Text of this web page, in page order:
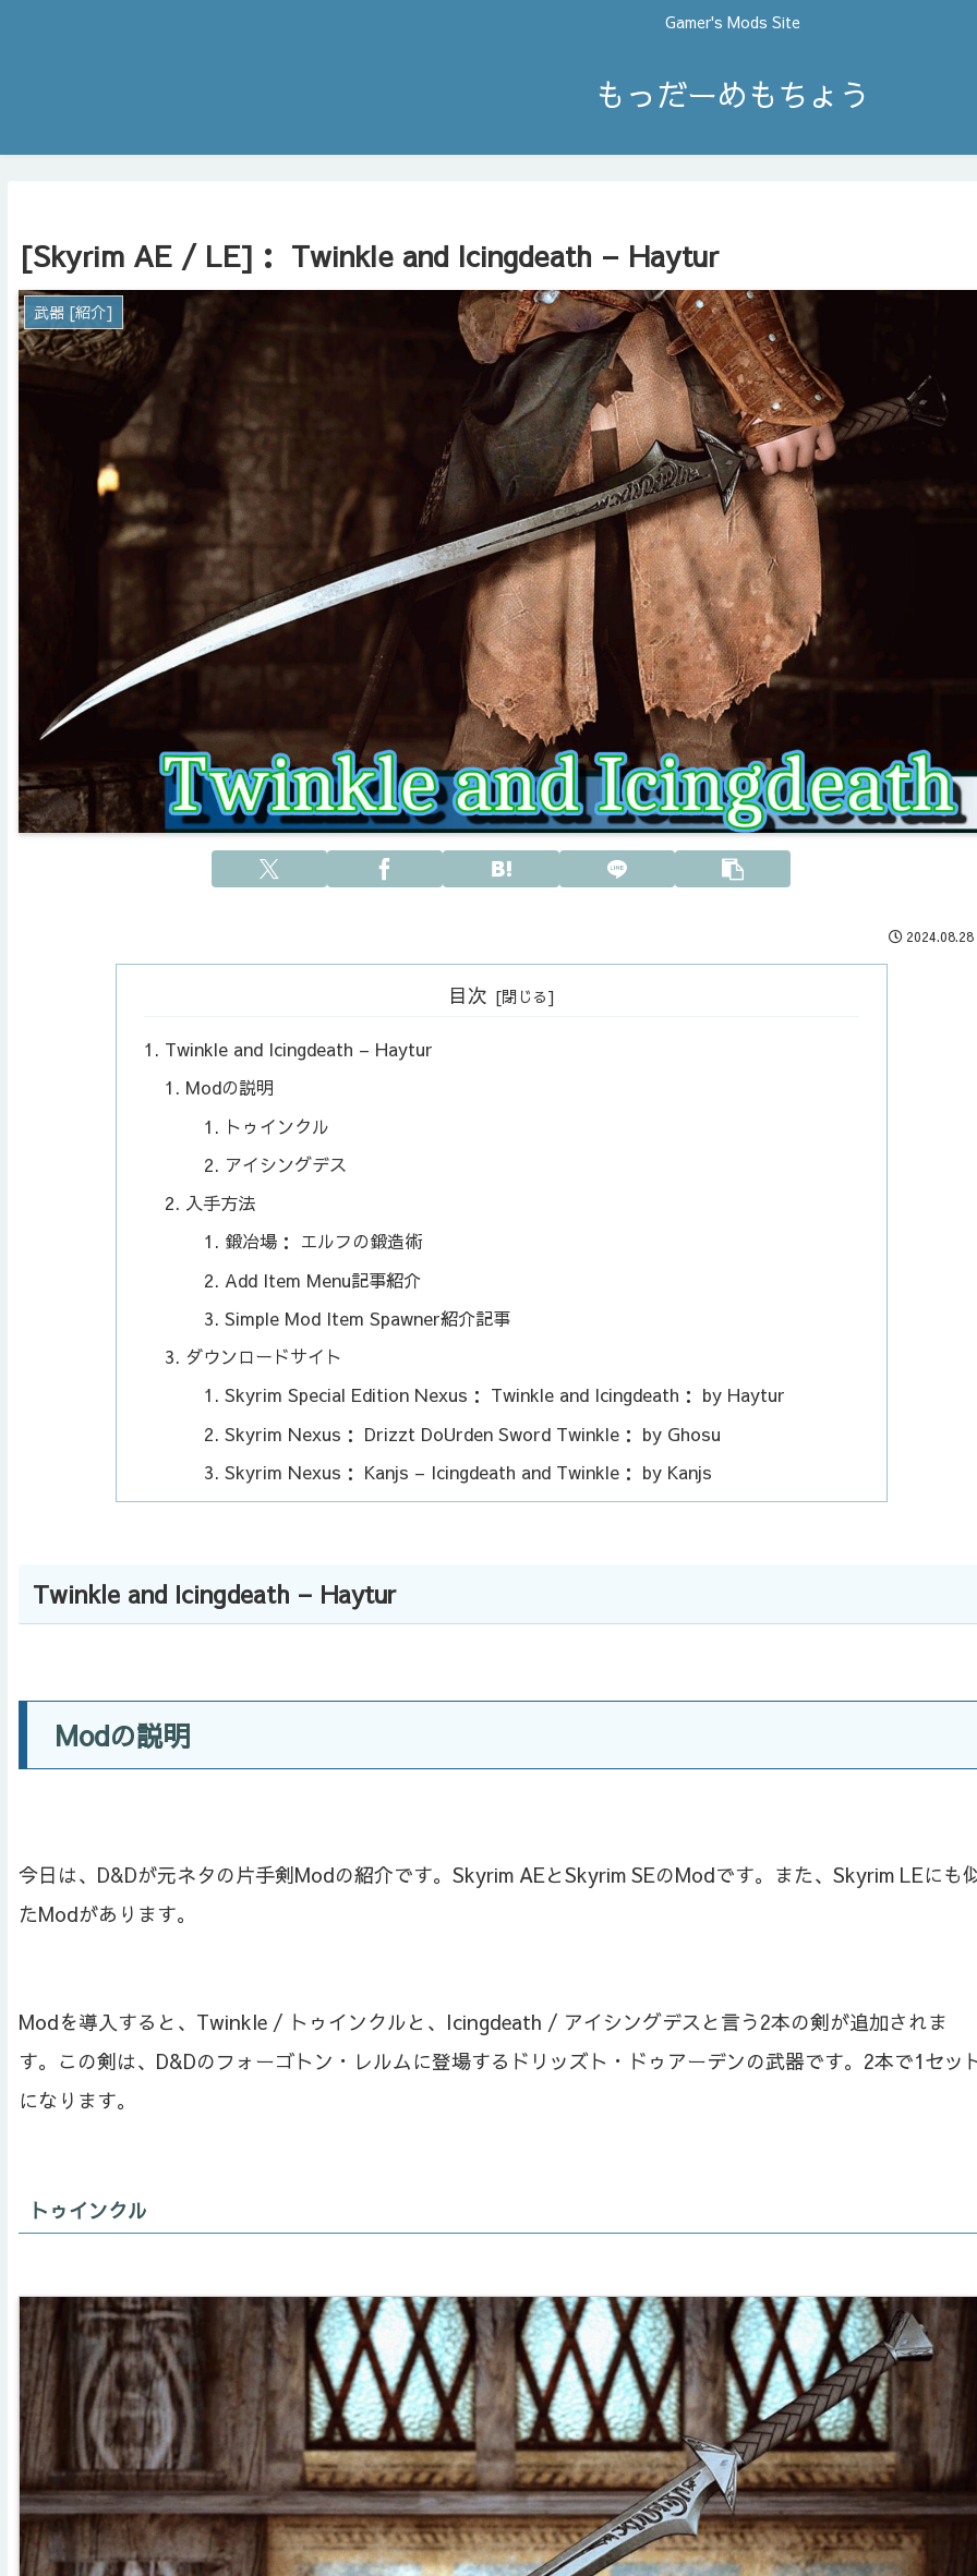
Gamer's Mods Site
もっだーめもちょう
[Skyrim AE / LE]： Twinkle and Icingdeath – Haytur
武器 [紹介]
2024.08.28
目次
Twinkle and Icingdeath – Haytur
Modの説明
トゥインクル
アイシングデス
入手方法
鍛冶場： エルフの鍛造術
Add Item Menu記事紹介
Simple Mod Item Spawner紹介記事
ダウンロードサイト
Skyrim Special Edition Nexus： Twinkle and Icingdeath： by Haytur
Skyrim Nexus： Drizzt DoUrden Sword Twinkle： by Ghosu
Skyrim Nexus： Kanjs – Icingdeath and Twinkle： by Kanjs
Twinkle and Icingdeath – Haytur
Modの説明
今日は、D&Dが元ネタの片手剣Modの紹介です。Skyrim AEとSkyrim SEのModです。また、Skyrim LEにも
たModがあります。
Modを導入すると、Twinkle / トゥインクルと、Icingdeath / アイシングデスと言う2本の剣が追加されま
す。この剣は、D&Dのフォーゴトン・レルムに登場するドリッズト・ドゥアーデンの武器です。2本で1セッ
になります。
トゥインクル